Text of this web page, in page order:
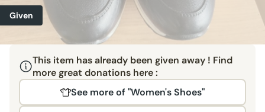
Given
This item has already been given away ! Find
more great donations here :
See more of "Women's Shoes"